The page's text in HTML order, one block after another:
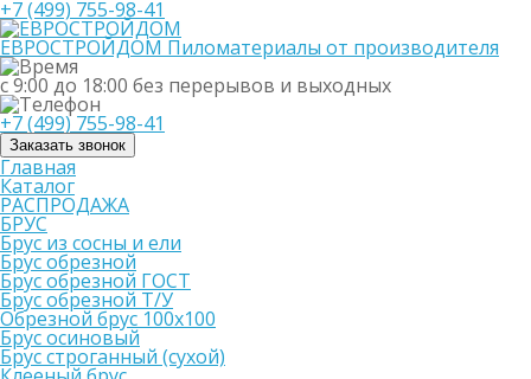
+7 (499) 755-98-41
ЕВРОСТРОЙДОМ Пиломатериалы от производителя
с 9:00 до 18:00 без перерывов и выходных
+7 (499) 755-98-41
Заказать звонок
Главная
Каталог
РАСПРОДАЖА
БРУС
Брус из сосны и ели
Брус обрезной
Брус обрезной ГОСТ
Брус обрезной Т/У
Обрезной брус 100х100
Брус осиновый
Брус строганный (сухой)